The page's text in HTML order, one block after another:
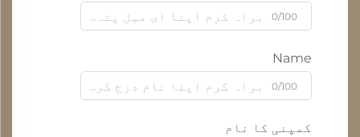
0/100
Name
0/100
کمپنی کا نام